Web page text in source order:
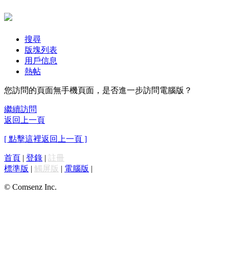
搜尋
版塊列表
用戶信息
熱帖
您訪問的頁面無手機頁面，是否進一步訪問電腦版？
繼續訪問
返回上一頁
[ 點擊這裡返回上一頁 ]
首頁 | 登錄 | 註冊
標準版 | 觸屏版 | 電腦版 |
© Comsenz Inc.